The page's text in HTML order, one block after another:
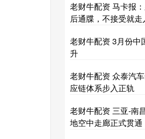
老财牛配资 马卡报
后通牒，不接受就走
老财牛配资 3月份中
升
老财牛配资 众泰汽
应链体系步入正轨
老财牛配资 三亚-南
地空中走廊正式贯通